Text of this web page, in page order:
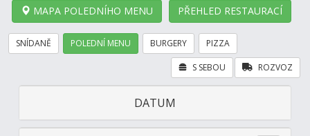
MAPA POLEDNÍHO MENU PŘEHLED RESTAURACÍ
SNÍDANĚ POLEDNÍ MENU BURGERY PIZZA
ROZVOZ
S SEBOU
DATUM